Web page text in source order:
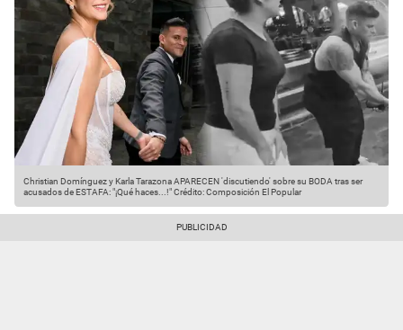
Christian Domínguez y Karla Tarazona APARECEN 'discutiendo' sobre su BODA tras ser
acusados de ESTAFA: "¡Qué haces...!"Crédito: Composición El Popular